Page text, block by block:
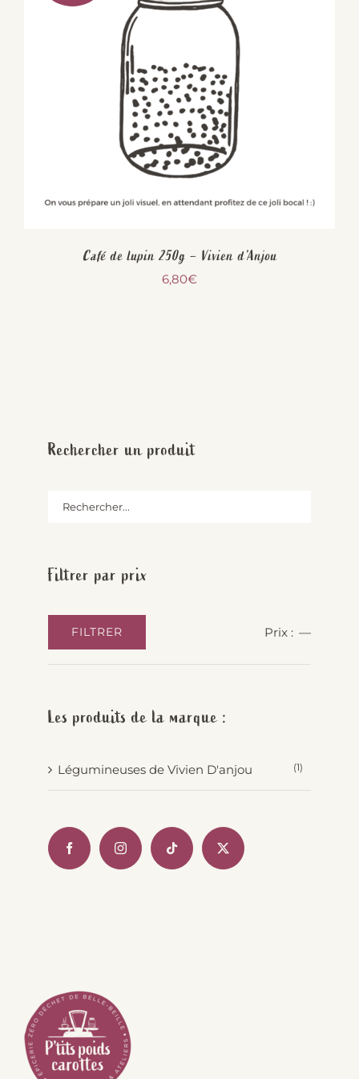
Café de lupin 250g – Vivien d’Anjou
6,80€
Rechercher un produit
Filtrer par prix
min
max
FILTRER Prix : —
Les produits de la marque :
Légumineuses de Vivien D'anjou (1)